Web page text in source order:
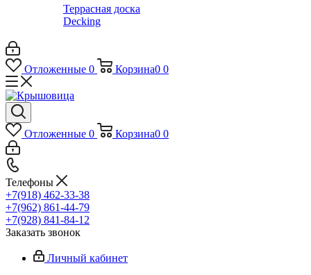
Террасная доска
Decking
Отложенные 0 Корзина0 0
Отложенные 0 Корзина0 0
Телефоны
+7(918) 462-33-38
+7(962) 861-44-79
+7(928) 841-84-12
Заказать звонок
Личный кабинет